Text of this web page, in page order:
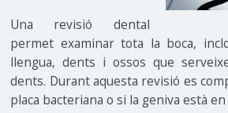
Una revisió dental
permet examinar tota la boca,
llengua, dents i ossos que
dents. Durant aquesta revisió es
placa bacteriana o si la geniva està